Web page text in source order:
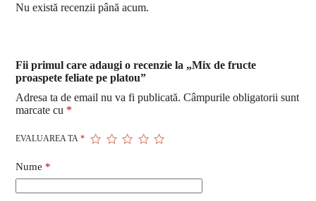
Nu există recenzii până acum.
Fii primul care adaugi o recenzie la „Mix de fructe
proaspete feliate pe platou”
Adresa ta de email nu va fi publicată. Câmpurile obligatorii sunt
marcate cu *
EVALUAREA TA*
Nume *